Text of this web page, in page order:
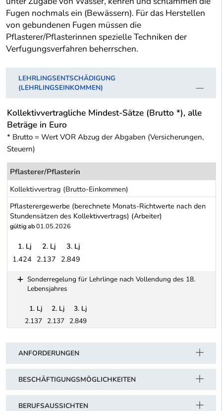
Fugen nochmals ein (Bewässern). Für das Herstellen
von gebundenen Fugen müssen die
Pflasterer/Pflasterinnen spezielle Techniken der
Verfugungsverfahren beherrschen.
LEHRLINGSENTSCHÄDIGUNG
(LEHRLINGSEINKOMMEN)
Kollektivvertragliche Mindest-Sätze (Brutto *), alle
Beträge in Euro
* Brutto = Wert VOR Abzug der Abgaben (Versicherungen,
Steuern)
Pflasterer/Pflasterin
Kollektivvertrag (Brutto-Einkommen)
Pflasterergewerbe (berechnete Monats-Richtwerte nach den
Stundensätzen des Kollektivvertrags) (Arbeiter)
gültig ab01.05.2026
1. Lj 2. Lj
3. Lj
1.424 2.137 2.849
Sonderregelung für Lehrlinge nach Vollendung des 18.
Lebensjahres
1. Lj 2. Lj
3. Lj
2.137 2.137 2.849
ANFORDERUNGEN
BESCHÄFTIGUNGSMÖGLICHKEITEN
BERUFSAUSSICHTEN